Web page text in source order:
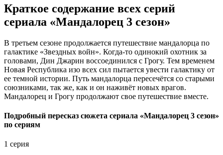
Краткое содержание всех серий
сериала «Мандалорец 3 сезон»
В третьем сезоне продолжается путешествие мандалорца по
галактике «Звездных войн». Когда-то одинокий охотник за
головами, Дин Джарин воссоединился с Грогу. Тем временем
Новая Республика изо всех сил пытается увести галактику от
ее темной истории. Путь мандалорца пересечётся со старыми
союзниками, так же, как и он наживёт новых врагов.
Мандалорец и Грогу продолжают свое путешествие вместе.
Подробный пересказ сюжета сериала «Мандалорец 3 сезон»
по сериям
1 серия